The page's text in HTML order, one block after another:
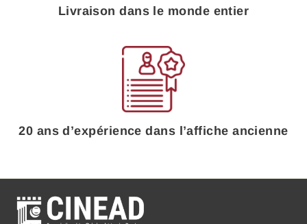
Livraison dans le monde entier
20 ans d’expérience dans l’affiche ancienne